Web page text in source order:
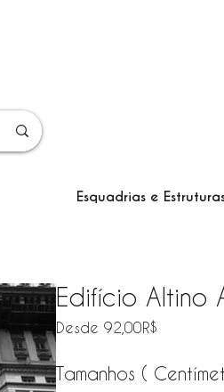
Esquadrias e
Edifício Altino
Desde 92,00R$Precio de
Tamanhos (